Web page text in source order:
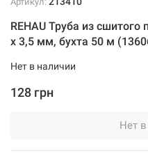
REHAU Труба из
x 3,5 мм, бухта 50 м
Нет в наличии
128 грн
Нет